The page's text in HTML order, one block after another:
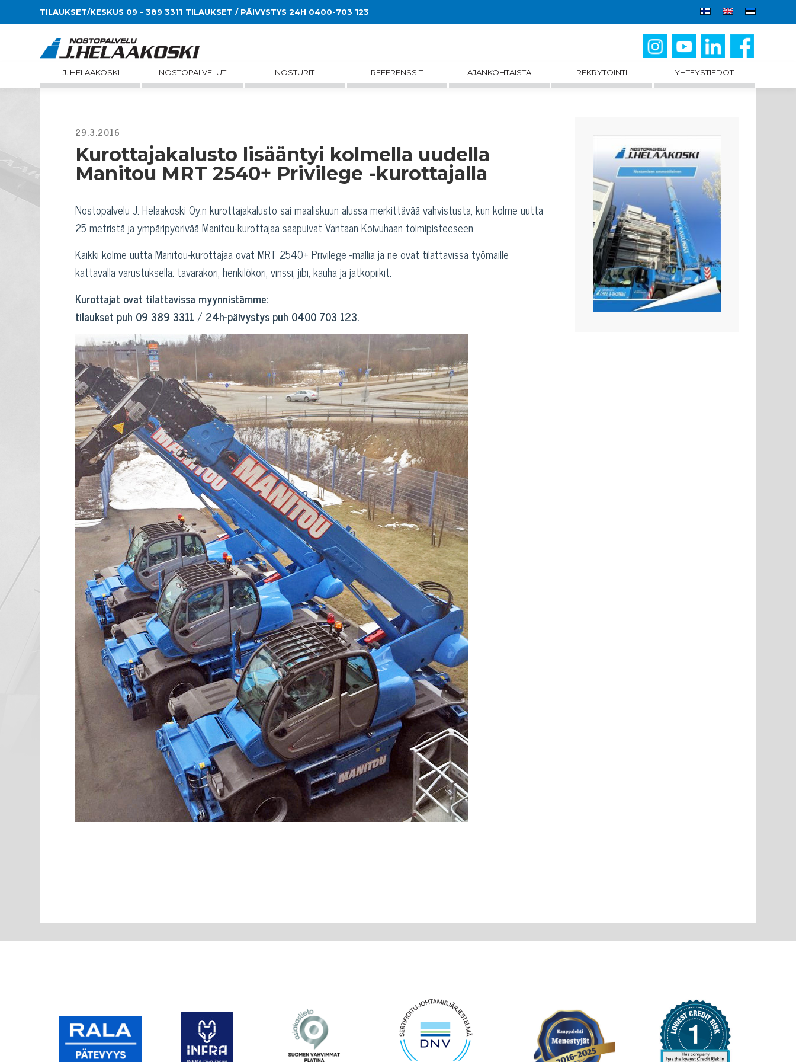
TILAUKSET/KESKUS 09 - 389 3311 TILAUKSET / PÄIVYSTYS 24H 0400-703 123
J. HELAAKOSKI NOSTOPALVELUT NOSTURIT REFERENSSIT AJANKOHTAISTA REKRYTOINTI YHTEYSTIEDOT
Kurottajakalusto lisääntyi kolmella uudella
Manitou MRT 2540+ Privilege -kurottajalla
Nostopalvelu J. Helaakoski Oy:n kurottajakalusto sai maaliskuun alussa merkittävää vahvistusta, kun kolme uutta
25 metristä ja ympäripyörivää Manitou-kurottajaa saapuivat Vantaan Koivuhaan toimipisteeseen.
Kaikki kolme uutta Manitou-kurottajaa ovat MRT 2540+ Privilege -mallia ja ne ovat tilattavissa työmaille
kattavalla varustuksella: tavarakori, henkilökori, vinssi, jibi, kauha ja jatkopiikit.
Kurottajat ovat tilattavissa myynnistämme:
tilaukset puh 09 389 3311/ 24h-päivystys puh 0400 703 123.